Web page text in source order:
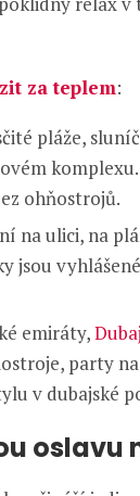
za teplem:
pláže,
ohňostrojů.
na ulici, na
jsou
emiráty,Dubaj
party
v dubajské
oslavu